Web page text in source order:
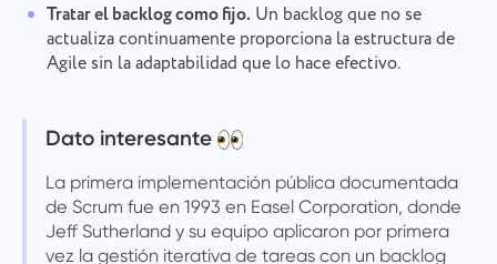
Tratar el backlog como fijo. Un backlog que no se
actualiza continuamente proporciona la estructura de
Agile sin la adaptabilidad que lo hace efectivo.
Dato interesante
La primera implementación pública documentada
de Scrum fue en 1993 en Easel Corporation, donde
Jeff Sutherland y su equipo aplicaron por primera
vez la gestión iterativa de tareas con un backlog